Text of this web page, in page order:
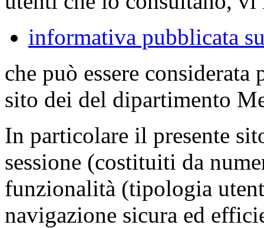
informativa pubblicata
che può essere
sito dei del dipartimento
In particolare il presente
sessione (costituiti da
funzionalità (tipologia
navigazione sicura ed